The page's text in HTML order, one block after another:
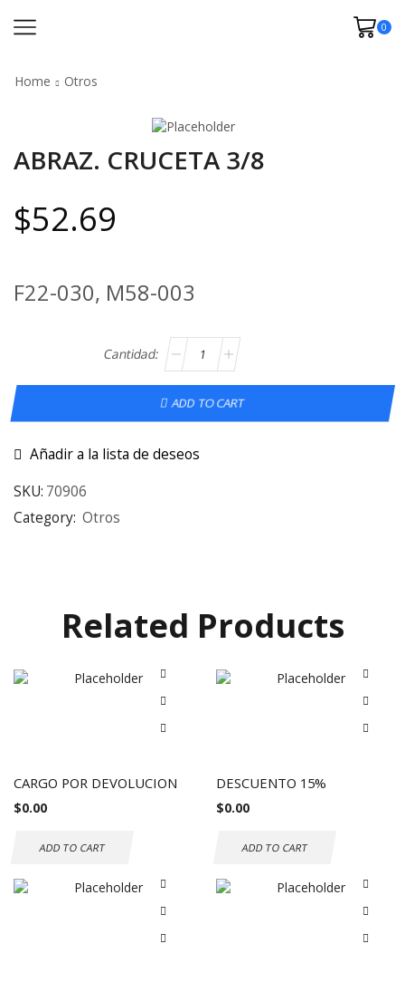
0
Home Otros
ABRAZ. CRUCETA 3/8
$52.69
F22-030, M58-003
ADD TO CART
Añadir a la lista de deseos
SKU: 70906
Category: Otros
Related Products
CARGO POR DEVOLUCION
$0.00
ADD TO CART
DESCUENTO 15%
$0.00
ADD TO CART